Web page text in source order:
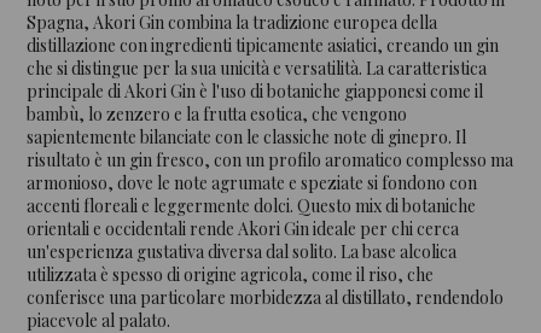
Spagna, Akori Gin combina la tradizione europea della
distillazione con ingredienti tipicamente asiatici, creando un gin
che si distingue per la sua unicità e versatilità. La caratteristica
principale di Akori Gin è l'uso di botaniche giapponesi come il
bambù, lo zenzero e la frutta esotica, che vengono
sapientemente bilanciate con le classiche note di ginepro. Il
risultato è un gin fresco, con un profilo aromatico complesso ma
armonioso, dove le note agrumate e speziate si fondono con
accenti floreali e leggermente dolci. Questo mix di botaniche
orientali e occidentali rende Akori Gin ideale per chi cerca
un'esperienza gustativa diversa dal solito. La base alcolica
utilizzata è spesso di origine agricola, come il riso, che
conferisce una particolare morbidezza al distillato, rendendolo
piacevole al palato.